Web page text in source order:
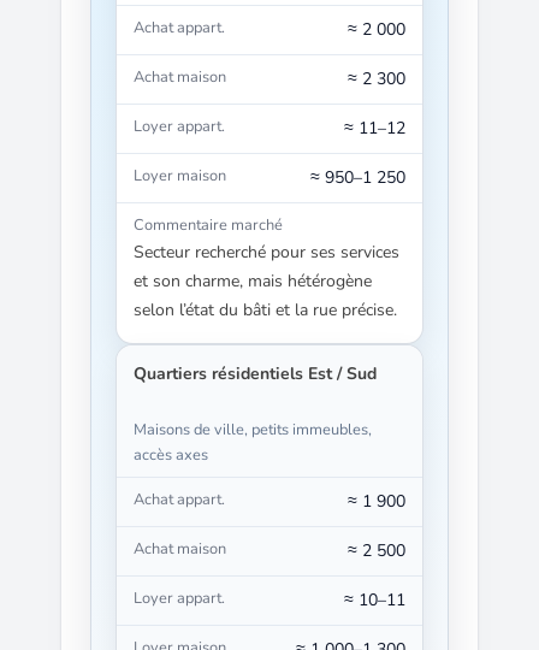
≈ 2 000
≈ 2 300
≈ 11–12
≈ 950–1 250
Secteur recherché pour ses services
et son charme, mais hétérogène
selon l’état du bâti et la rue précise.
Quartiers résidentiels Est / Sud
Maisons de ville, petits immeubles,
accès axes
≈ 1 900
≈ 2 500
≈ 10–11